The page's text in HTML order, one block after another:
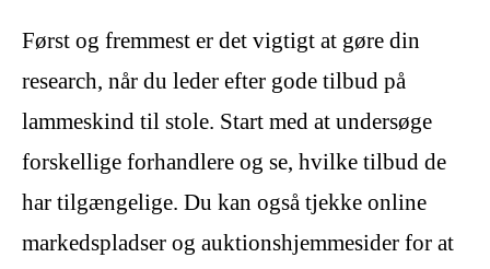
Først og fremmest er det vigtigt at gøre din
research, når du leder efter gode tilbud på
lammeskind til stole. Start med at undersøge
forskellige forhandlere og se, hvilke tilbud de
har tilgængelige. Du kan også tjekke online
markedspladser og auktionshjemmesider for at